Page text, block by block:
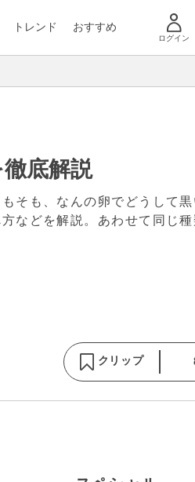
トレンド おすすめ
ログイン
底解説
そも、なんの卵でどうして黒
などを解説。あわせて同じ種
クリップ